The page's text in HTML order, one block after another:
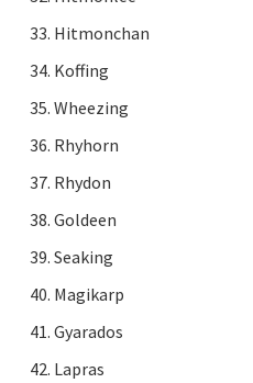
Hitmonchan
Koffing
Wheezing
Rhyhorn
Rhydon
Goldeen
Seaking
Magikarp
Gyarados
Lapras